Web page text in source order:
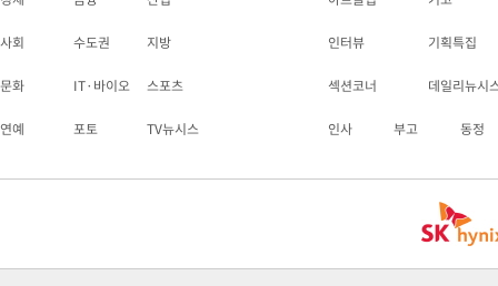
사회 수도권 지방
문화 IT·바이오 스포츠
연예 포토 TV뉴시스
인터뷰 기획특집
섹션코너 데일리뉴시
인사 부고 동정